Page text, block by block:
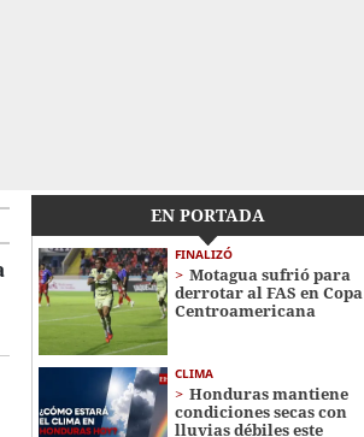
EN PORTADA
FINALIZÓ
Motagua sufrió para
derrotar al FAS en Copa
Centroamericana
CLIMA
Honduras mantiene
condiciones secas con
lluvias débiles este